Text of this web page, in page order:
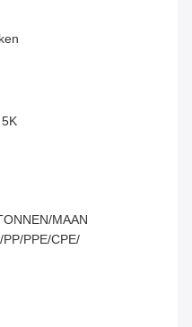
MAAN
PPE/CPE/